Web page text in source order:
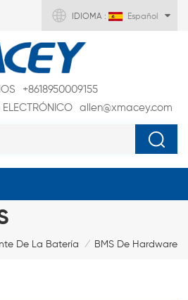
IDIOMA : Español
+8618950009155
ELECTRÓNICO
allen@xmacey.com
De La Batería / BMS De Hardware